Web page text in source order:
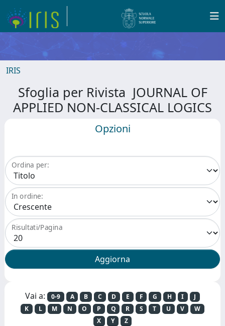
IRIS
Sfoglia per Rivista JOURNAL OF
APPLIED NON-CLASSICAL LOGICS
Opzioni
Ordina per:
In ordine:
Risultati/Pagina
Vai a: 0-9 A B C D E F G H I
J
K
L M N O P Q R S T U V
W
X
Y Z